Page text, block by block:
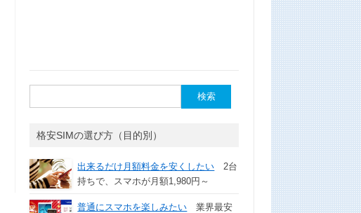
索:
格安SIMの選び方（目的別）
出来るだけ月額料金を安くしたい 2台
持ちで、スマホが月額1,980円～
普通にスマホを楽しみたい 業界最安